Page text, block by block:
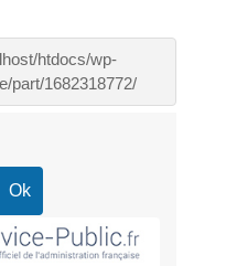
htdocs/wp-
part/1682318772/